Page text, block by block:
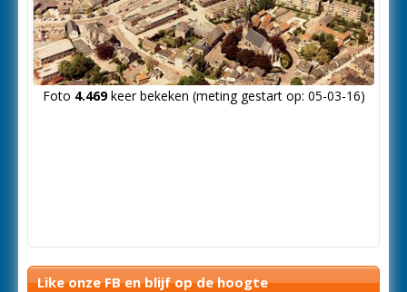
Foto 4.469keer bekeken (meting gestart op: 05-03-16)
Like onze FB en blijf op de hoogte